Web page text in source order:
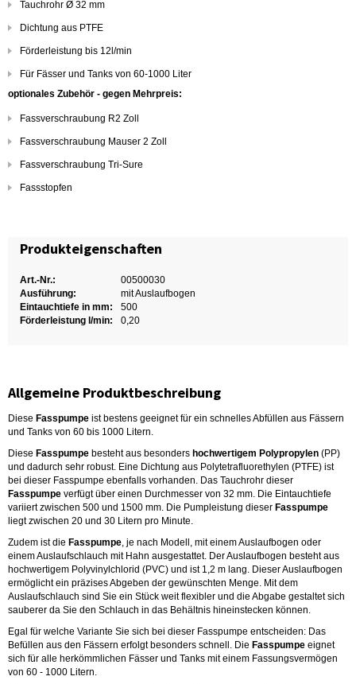
Tauchrohr Ø 32 mm
Dichtung aus PTFE
Förderleistung bis 12l/min
Für Fässer und Tanks von 60-1000 Liter
optionales Zubehör - gegen Mehrpreis:
Fassverschraubung R2 Zoll
Fassverschraubung Mauser 2 Zoll
Fassverschraubung Tri-Sure
Fassstopfen
Produkteigenschaften
Art.-Nr.:
00500030
Ausführung:
mit Auslaufbogen
Eintauchtiefe in mm:
500
Förderleistung l/min:
0,20
Allgemeine Produktbeschreibung
Diese Fasspumpe ist bestens geeignet für ein schnelles Abfüllen aus Fässern
und Tanks von 60 bis 1000 Litern.
Diese Fasspumpe besteht aus besonders hochwertigem Polypropylen (PP)
und dadurch sehr robust. Eine Dichtung aus Polytetrafluorethylen (PTFE) ist
bei dieser Fasspumpe ebenfalls vorhanden. Das Tauchrohr dieser
Fasspumpe verfügt über einen Durchmesser von 32 mm. Die Eintauchtiefe
variiert zwischen 500 und 1500 mm. Die Pumpleistung dieser Fasspumpe
liegt zwischen 20 und 30 Litern pro Minute.
Zudem ist die Fasspumpe, je nach Modell, mit einem Auslaufbogen oder
einem Auslaufschlauch mit Hahn ausgestattet. Der Auslaufbogen besteht aus
hochwertigem Polyvinylchlorid (PVC) und ist 1,2 m lang. Dieser Auslaufbogen
ermöglicht ein präzises Abgeben der gewünschten Menge. Mit dem
Auslaufschlauch sind Sie ein Stück weit flexibler und die Abgabe gestaltet sich
sauberer da Sie den Schlauch in das Behältnis hineinstecken können.
Egal für welche Variante Sie sich bei dieser Fasspumpe entscheiden: Das
Befüllen aus den Fässern erfolgt besonders schnell. Die Fasspumpe eignet
sich für alle herkömmlichen Fässer und Tanks mit einem Fassungsvermögen
von 60 - 1000 Litern.